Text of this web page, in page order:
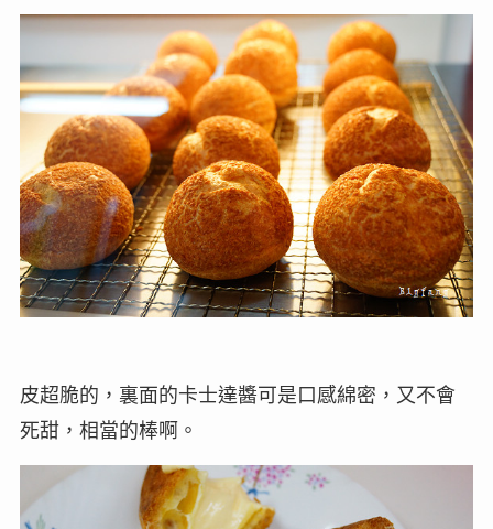
皮超脆的，裏面的卡士達醬可是口感綿密，又不會
死甜，相當的棒啊。